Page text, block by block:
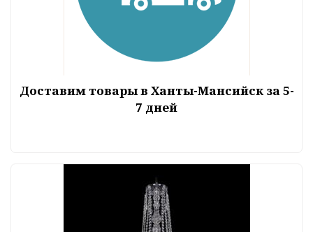
Доставим товары в Ханты-Мансийск за 5-
7 дней